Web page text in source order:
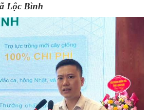
Lộc Bình